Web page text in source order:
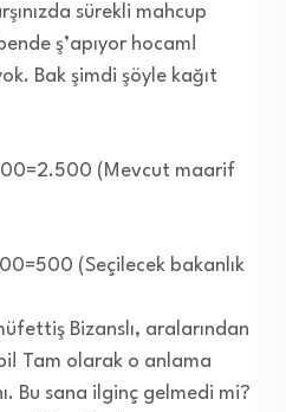
sürekli mahcup
ş’apıyor hocam!
Bak şimdi şöyle kağıt
(Mevcut maarif
(Seçilecek bakanlık
Bizanslı, aralarından
Tam olarak o anlama
Bu sana ilginç gelmedi mi?